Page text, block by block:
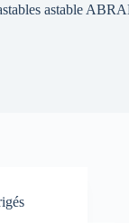
astable